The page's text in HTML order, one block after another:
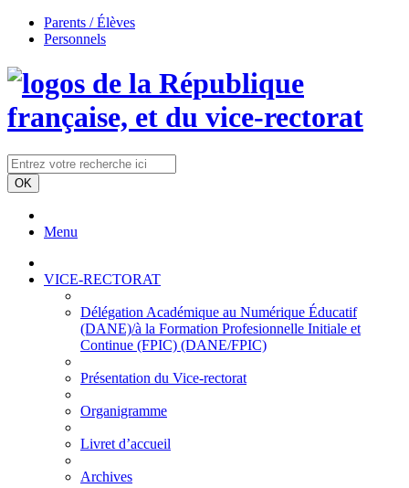
Parents / Élèves
Personnels
Menu
VICE-RECTORAT
Délégation Académique au Numérique Éducatif
(DANE)/à la Formation Profesionnelle Initiale et
Continue (FPIC) (DANE/FPIC)
Présentation du Vice-rectorat
Organigramme
Livret d’accueil
Archives